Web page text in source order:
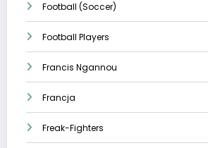
Football (Soccer)
Football Players
Francis Ngannou
Francja
Freak-Fighters